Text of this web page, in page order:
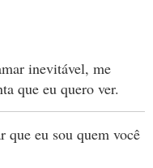
inevitável, me
que eu quero ver.
eu sou quem você